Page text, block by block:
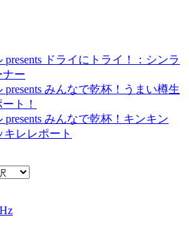
presents ドライにトライ！：シンラ
ナー
presents みんなで乾杯！うまい樽生
ト！
presents みんなで乾杯！キンキン
レレポート